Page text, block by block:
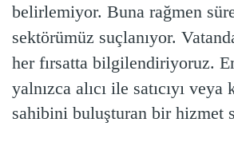
belirlemiyor. Buna rağmen
sektörümüz suçlanıyor.
her fırsatta bilgilendiriyoruz.
yalnızca alıcı ile satıcıyı
sahibini buluşturan bir hizmet